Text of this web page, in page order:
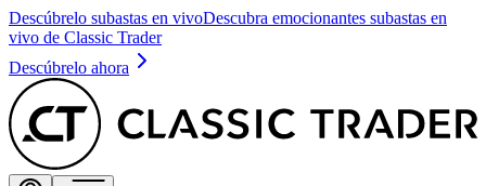
Descúbrelo subastas en vivoDescubra emocionantes subastas en
vivo de Classic Trader
Descúbrelo ahora